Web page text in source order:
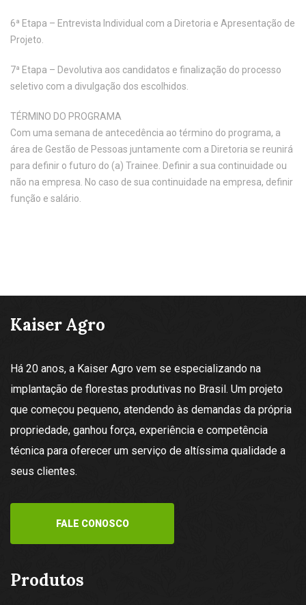
6ª Etapa – Entrevista Individual com a Diretoria e Apresentação de
Projeto.
7ª Etapa – Devolutiva aos candidatos e finalização do processo
seletivo com a divulgação dos escolhidos.
TÉRMINO DO PROGRAMA
Com uma semana de antecedência ao término do programa, a
área de Gestão de Pessoas juntamente com a Diretoria se reunirá
para definir o futuro do (a) Trainee. Definir a sua continuidade ou
não na empresa. No caso de sua continuidade na empresa, definir
função e salário.
Kaiser Agro
Há 20 anos, a Kaiser Agro vem se especializando na
implantação de florestas produtivas no Brasil. Um projeto
que começou pequeno, atendendo às demandas da própria
propriedade, ganhou força, experiência e competência
técnica para oferecer um serviço de altíssima qualidade a
seus clientes.
FALE CONOSCO
Produtos